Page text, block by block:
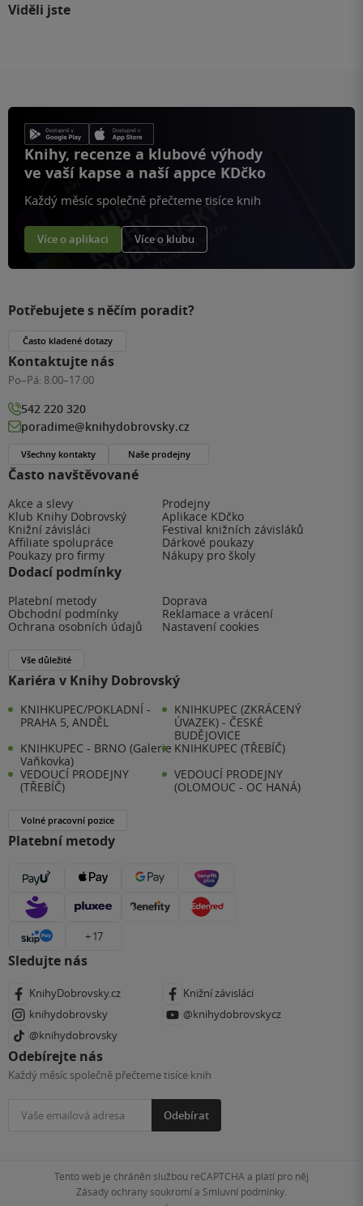
Viděli jste
Knihy, recenze a klubové výhody
ve vaší kapse a naší appce KDčko
Každý měsíc společně přečteme tisíce knih
Více o aplikaci Více o klubu
Často navštěvované
Akce a slevy
Prodejny
Klub Knihy Dobrovský
Aplikace KDčko
Knižní závisláci
Festival knižních závisláků
Affiliate spolupráce
Dárkové poukazy
Poukazy pro firmy
Nákupy pro školy
Dodací podmínky
Platební metody
Doprava
Obchodní podmínky
Reklamace a vrácení
Ochrana osobních údajů
Nastavení cookies
Vše důležité
Kariéra v Knihy Dobrovský
KNIHKUPEC/POKLADNÍ -
PRAHA 5, ANDĚL
KNIHKUPEC (ZKRÁCENÝ
ÚVAZEK) - ČESKÉ
BUDĚJOVICE
KNIHKUPEC - BRNO (Galerie
Vaňkovka)
KNIHKUPEC (TŘEBÍČ)
VEDOUCÍ PRODEJNY
(TŘEBÍČ)
VEDOUCÍ PRODEJNY
(OLOMOUC - OC HANÁ)
Volné pracovní pozice
Platební metody
+ 17
Sledujte nás
KnihyDobrovsky.cz
Knižní závisláci
knihydobrovsky
@knihydobrovskycz
@knihydobrovsky
Odebírejte nás
Každý měsíc společně přečteme tisíce knih
Odebírat
Potřebujete s něčím poradit?
Často kladené dotazy
Kontaktujte nás
Po–Pá: 8:00–17:00
542 220 320
poradime@knihydobrovsky.cz
Všechny kontakty Naše prodejny
Tento web je chráněn službou reCAPTCHA a platí pro něj
Zásady ochrany soukromía Smluvní podmínky